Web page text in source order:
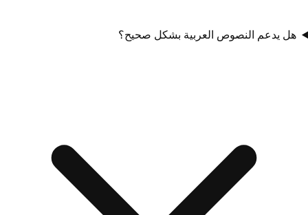
هل يدعم النصوص العربية بشكل صحيح؟